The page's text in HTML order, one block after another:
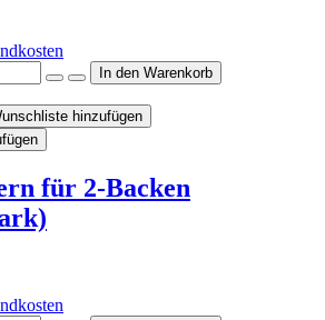
hinzufügen
für 2-Backen